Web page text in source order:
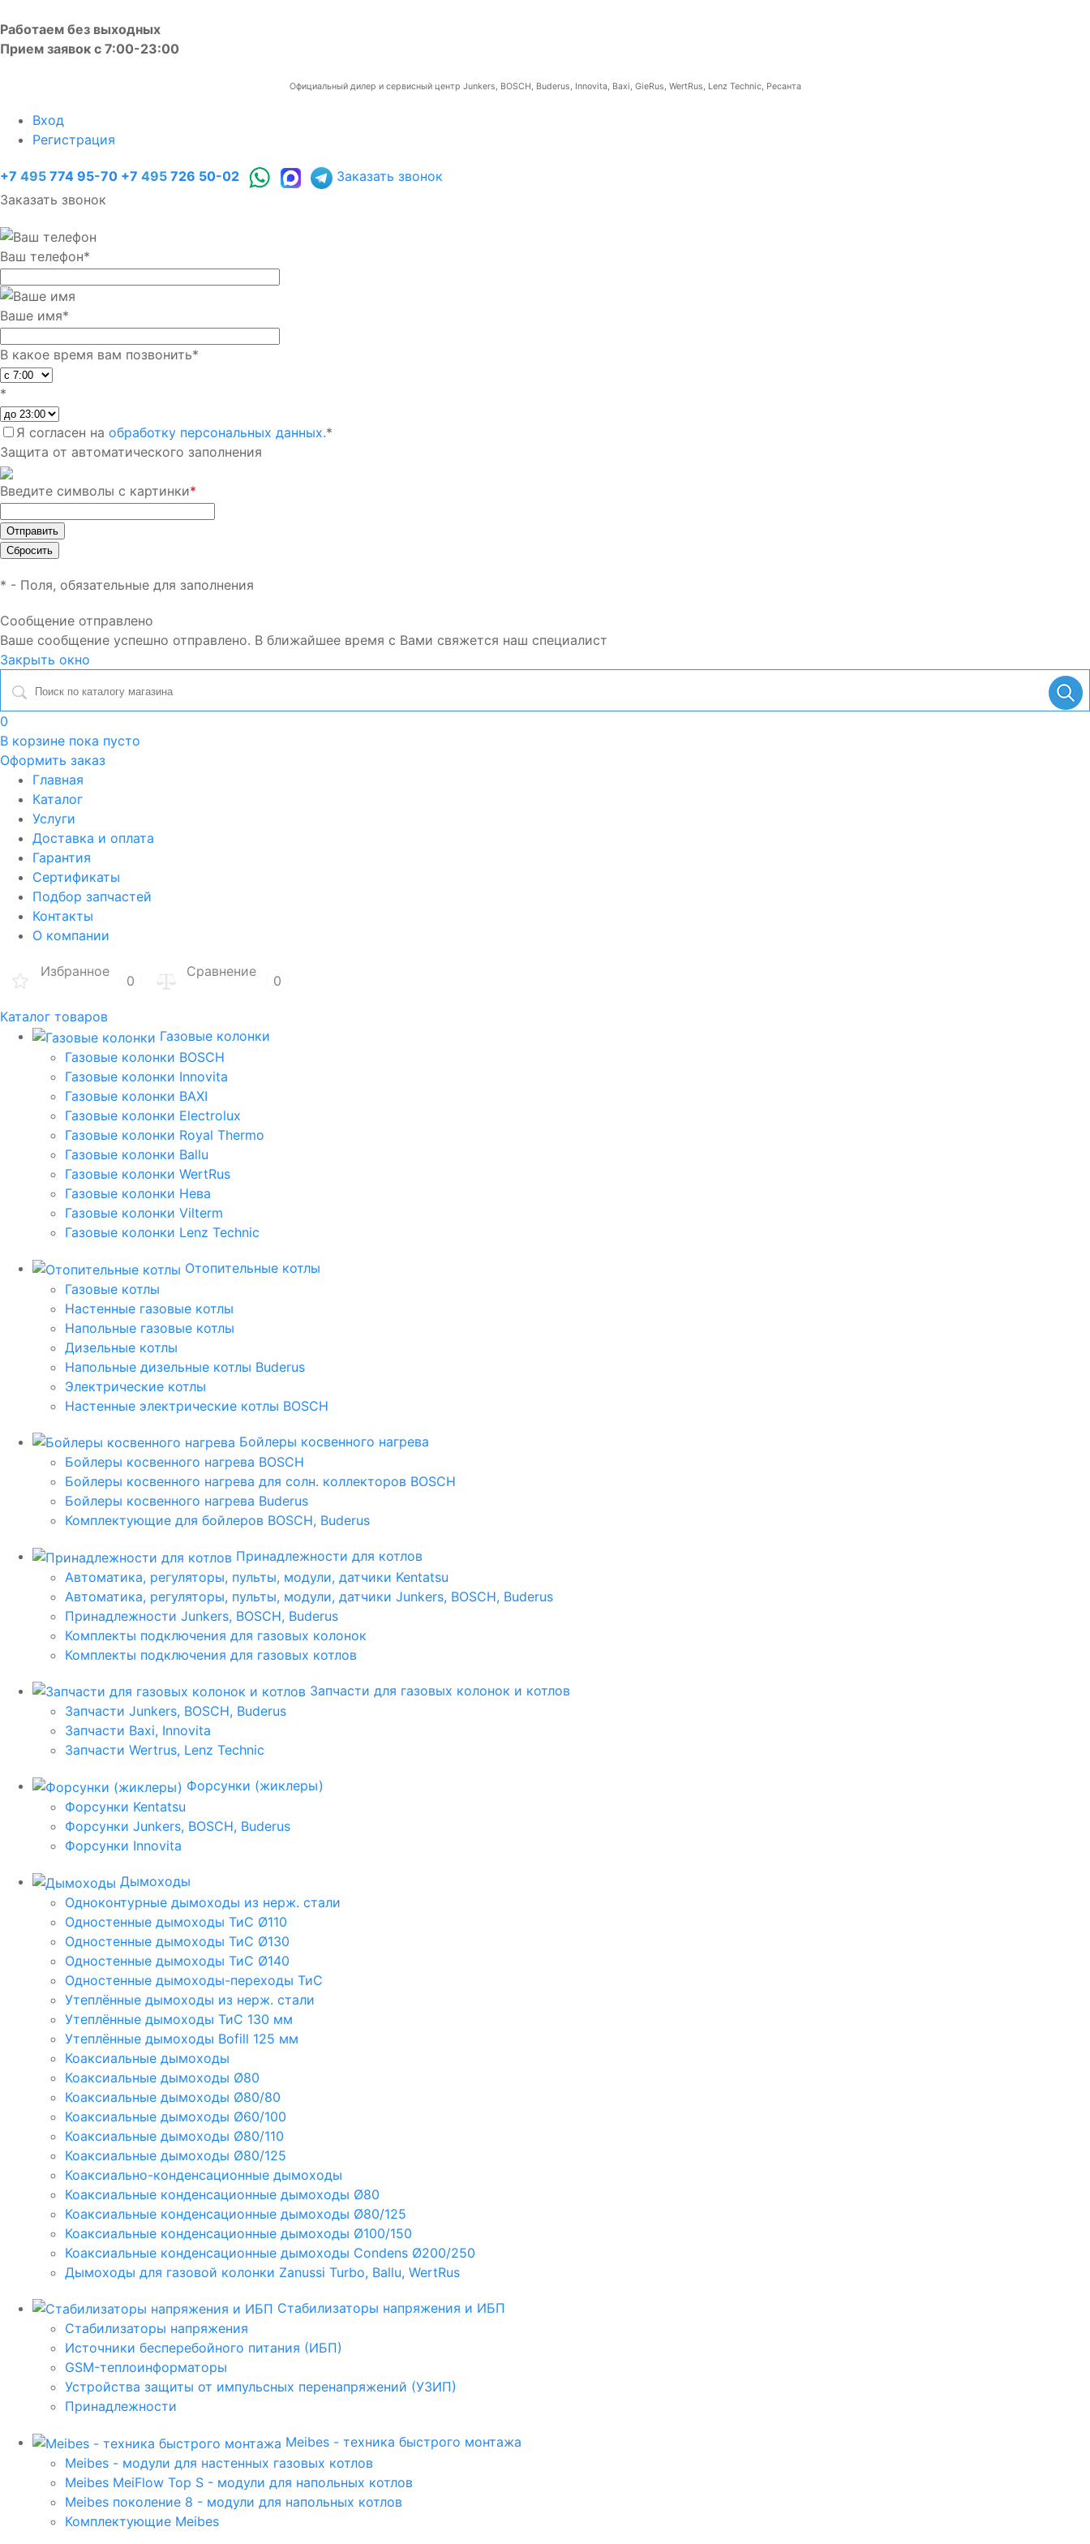
Работаем без выходных
Прием заявок с 7:00-23:00
Официальный дилер и сервисный центр Junkers, BOSCH, Buderus, Innovita, Baxi, GieRus, WertRus, Lenz Technic, Ресанта
Вход
Регистрация
+7 495 774 95-70 +7 495 726 50-02
Заказать звонок
Заказать звонок
Ваш телефон*
Ваше имя*
В какое время вам позвонить*
*
Я согласен на обработку персональных данных.*
Защита от автоматического заполнения
Введите символы с картинки*
* - Поля, обязательные для заполнения
Сообщение отправлено
Ваше сообщение успешно отправлено. В ближайшее время с Вами свяжется наш специалист
Закрыть окно
0
В корзине пока пусто
Оформить заказ
Главная
Каталог
Услуги
Доставка и оплата
Гарантия
Сертификаты
Подбор запчастей
Контакты
О компании
Избранное
0
Сравнение
0
Каталог товаров
Газовые колонки
Газовые колонки BOSCH
Газовые колонки Innovita
Газовые колонки BAXI
Газовые колонки Electrolux
Газовые колонки Royal Thermo
Газовые колонки Ballu
Газовые колонки WertRus
Газовые колонки Нева
Газовые колонки Vilterm
Газовые колонки Lenz Technic
Отопительные котлы
Газовые котлы
Настенные газовые котлы
Напольные газовые котлы
Дизельные котлы
Напольные дизельные котлы Buderus
Электрические котлы
Настенные электрические котлы BOSCH
Бойлеры косвенного нагрева
Бойлеры косвенного нагрева BOSCH
Бойлеры косвенного нагрева для солн. коллекторов BOSCH
Бойлеры косвенного нагрева Buderus
Комплектующие для бойлеров BOSCH, Buderus
Принадлежности для котлов
Автоматика, регуляторы, пульты, модули, датчики Kentatsu
Автоматика, регуляторы, пульты, модули, датчики Junkers, BOSCH, Buderus
Принадлежности Junkers, BOSCH, Buderus
Комплекты подключения для газовых колонок
Комплекты подключения для газовых котлов
Запчасти для газовых колонок и котлов
Запчасти Junkers, BOSCH, Buderus
Запчасти Baxi, Innovita
Запчасти Wertrus, Lenz Technic
Форсунки (жиклеры)
Форсунки Kentatsu
Форсунки Junkers, BOSCH, Buderus
Форсунки Innovita
Дымоходы
Одноконтурные дымоходы из нерж. стали
Одностенные дымоходы ТиС Ø110
Одностенные дымоходы ТиС Ø130
Одностенные дымоходы ТиС Ø140
Одностенные дымоходы-переходы ТиС
Утеплённые дымоходы из нерж. стали
Утеплённые дымоходы ТиС 130 мм
Утеплённые дымоходы Bofill 125 мм
Коаксиальные дымоходы
Коаксиальные дымоходы Ø80
Коаксиальные дымоходы Ø80/80
Коаксиальные дымоходы Ø60/100
Коаксиальные дымоходы Ø80/110
Коаксиальные дымоходы Ø80/125
Коаксиально-конденсационные дымоходы
Коаксиальные конденсационные дымоходы Ø80
Коаксиальные конденсационные дымоходы Ø80/125
Коаксиальные конденсационные дымоходы Ø100/150
Коаксиальные конденсационные дымоходы Condens Ø200/250
Дымоходы для газовой колонки Zanussi Turbo, Ballu, WertRus
Стабилизаторы напряжения и ИБП
Стабилизаторы напряжения
Источники бесперебойного питания (ИБП)
GSM-теплоинформаторы
Устройства защиты от импульсных перенапряжений (УЗИП)
Принадлежности
Meibes - техника быстрого монтажа
Meibes - модули для настенных газовых котлов
Meibes MeiFlow Top S - модули для напольных котлов
Meibes поколение 8 - модули для напольных котлов
Комплектующие Meibes